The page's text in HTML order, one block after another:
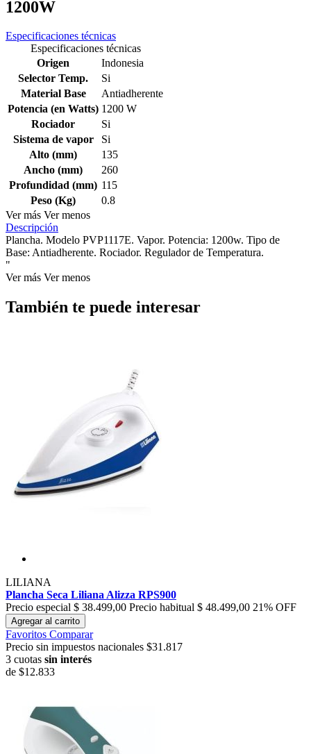
1200W
Especificaciones técnicas
Especificaciones técnicas
Origen
Indonesia
Selector Temp.
Si
Material Base
Antiadherente
Potencia (en Watts) 1200 W
Rociador
Si
Sistema de vapor
Si
Alto (mm)
135
Ancho (mm)
260
Profundidad (mm) 115
Peso (Kg)
0.8
Ver más Ver menos
Descripción
Plancha. Modelo PVP1117E. Vapor. Potencia: 1200w. Tipo de
Base: Antiadherente. Rociador. Regulador de Temperatura.
"
Ver más Ver menos
También te puede interesar
LILIANA
Plancha Seca Liliana Alizza RPS900
Precio especial $ 38.499,00 Precio habitual $ 48.499,00 21% OFF
Agregar al carrito
Favoritos Comparar
Precio sin impuestos nacionales $31.817
3 cuotas sin interés
de $12.833